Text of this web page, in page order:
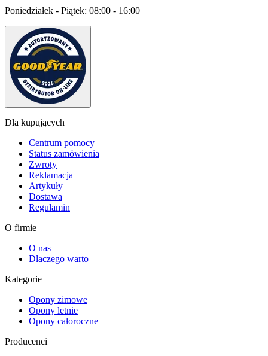
Poniedziałek - Piątek: 08:00 - 16:00
Dla kupujących
Centrum pomocy
Status zamówienia
Zwroty
Reklamacja
Artykuły
Dostawa
Regulamin
O firmie
O nas
Dlaczego warto
Kategorie
Opony zimowe
Opony letnie
Opony całoroczne
Producenci